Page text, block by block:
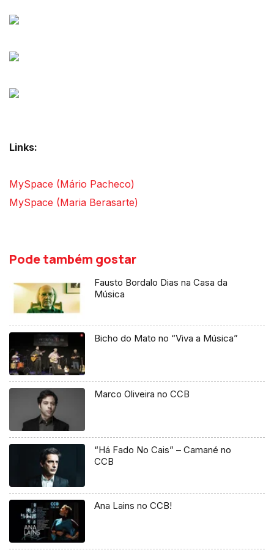
Links:
MySpace (Mário Pacheco)
MySpace (Maria Berasarte)
Pode também gostar
Fausto Bordalo Dias na Casa da
Música
Bicho do Mato no “Viva a Música”
Marco Oliveira no CCB
“Há Fado No Cais” – Camané no
CCB
Ana Lains no CCB!